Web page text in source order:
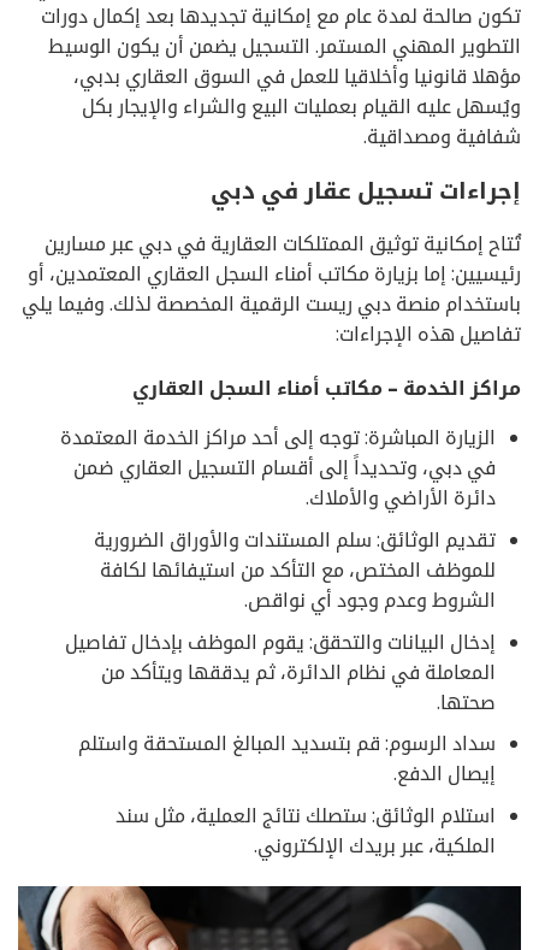
تكون صالحة لمدة عام مع إمكانية تجديدها بعد إكمال دورات
التطوير المهني المستمر. التسجيل يضمن أن يكون الوسيط
مؤهلا قانونيا وأخلاقيا للعمل في السوق العقاري بدبي،
ويُسهل عليه القيام بعمليات البيع والشراء والإيجار بكل
شفافية ومصداقية.
إجراءات تسجيل عقار في دبي
تُتاح إمكانية توثيق الممتلكات العقارية في دبي عبر مسارين
رئيسيين: إما بزيارة مكاتب أمناء السجل العقاري المعتمدين، أو
باستخدام منصة دبي ريست الرقمية المخصصة لذلك. وفيما يلي
تفاصيل هذه الإجراءات:
مراكز الخدمة – مكاتب أمناء السجل العقاري
الزيارة المباشرة: توجه إلى أحد مراكز الخدمة المعتمدة
في دبي، وتحديداً إلى أقسام التسجيل العقاري ضمن
دائرة الأراضي والأملاك.
تقديم الوثائق: سلم المستندات والأوراق الضرورية
للموظف المختص، مع التأكد من استيفائها لكافة
الشروط وعدم وجود أي نواقص.
إدخال البيانات والتحقق: يقوم الموظف بإدخال تفاصيل
المعاملة في نظام الدائرة، ثم يدققها ويتأكد من
صحتها.
سداد الرسوم: قم بتسديد المبالغ المستحقة واستلم
إيصال الدفع.
استلام الوثائق: ستصلك نتائج العملية، مثل سند
الملكية، عبر بريدك الإلكتروني.